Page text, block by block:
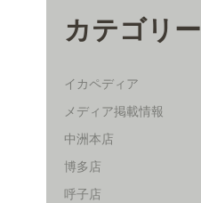
カテゴリー
イカペディア
メディア掲載情報
中洲本店
博多店
呼子店